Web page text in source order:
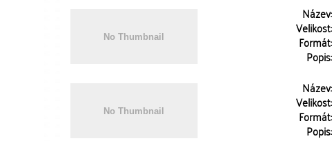
Název:
Velikost:
Formát:
Popis:
Název:
Velikost:
Formát:
Popis: